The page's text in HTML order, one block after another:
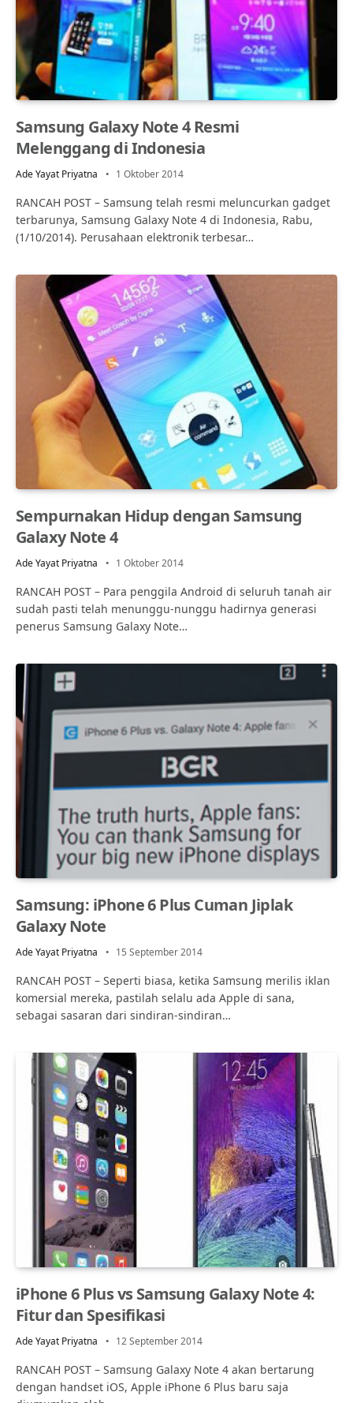
Samsung Galaxy Note 4 Resmi
Melenggang di Indonesia
Ade Yayat Priyatna 1 Oktober 2014
RANCAH POST – Samsung telah resmi meluncurkan gadget
terbarunya, Samsung Galaxy Note 4 di Indonesia, Rabu,
(1/10/2014). Perusahaan elektronik terbesar…
Sempurnakan Hidup dengan Samsung
Galaxy Note 4
Ade Yayat Priyatna 1 Oktober 2014
RANCAH POST – Para penggila Android di seluruh tanah air
sudah pasti telah menunggu-nunggu hadirnya generasi
penerus Samsung Galaxy Note…
Samsung: iPhone 6 Plus Cuman Jiplak
Galaxy Note
Ade Yayat Priyatna 15 September 2014
RANCAH POST – Seperti biasa, ketika Samsung merilis iklan
komersial mereka, pastilah selalu ada Apple di sana,
sebagai sasaran dari sindiran-sindiran…
iPhone 6 Plus vs Samsung Galaxy Note 4:
Fitur dan Spesifikasi
Ade Yayat Priyatna 12 September 2014
RANCAH POST – Samsung Galaxy Note 4 akan bertarung
dengan handset iOS, Apple iPhone 6 Plus baru saja